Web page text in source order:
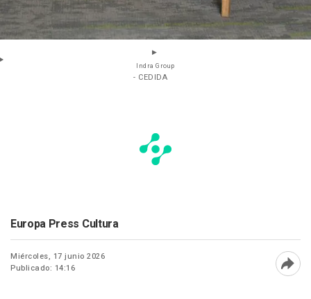
Indra Group
- CEDIDA
Europa Press Cultura
Miércoles, 17 junio 2026
Publicado: 14:16